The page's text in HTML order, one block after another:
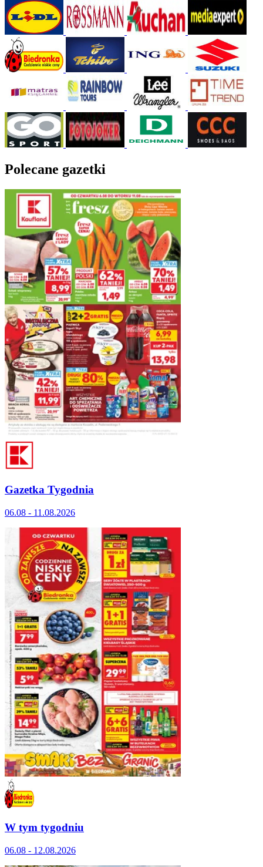
Polecane gazetki
Gazetka Tygodnia
06.08 - 11.08.2026
W tym tygodniu
06.08 - 12.08.2026